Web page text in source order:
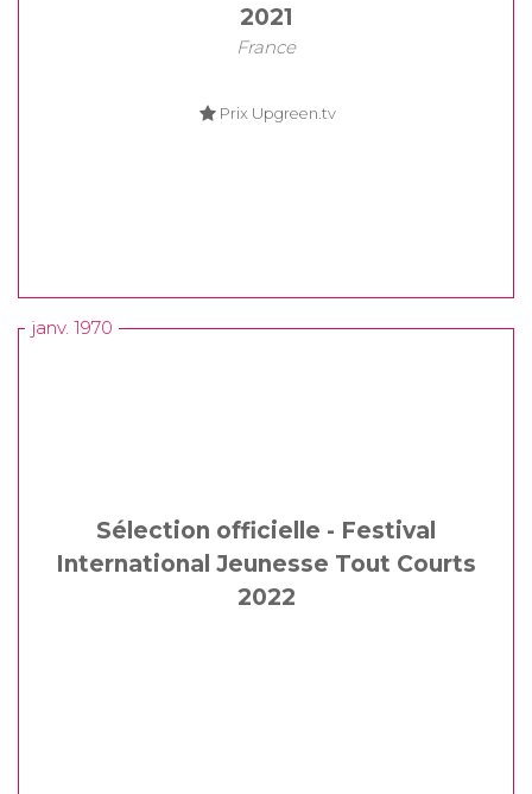
2021
France
Prix Upgreen.tv
janv. 1970
Sélection officielle - Festival
International Jeunesse Tout Courts
2022